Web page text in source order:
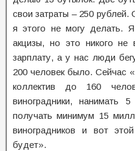
свои затраты – 250
я этого не могу делать.
акцизы, но это никого не
зарплату, а у нас люди
200 человек было. Сейчас
коллектив до 160
виноградники, нанимать
получать минимум 15
виноградников и вот
будет».